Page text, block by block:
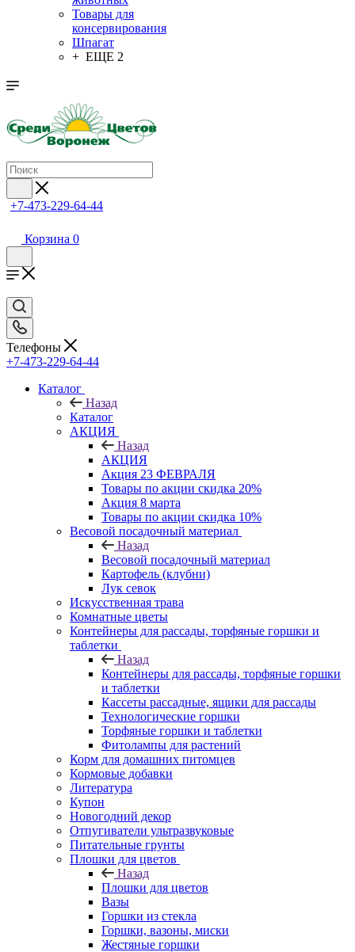
Товары для
консервирования
Шпагат
+ ЕЩЕ 2
+7-473-229-64-44
Корзина 0
Телефоны
+7-473-229-64-44
Каталог
Назад
Каталог
АКЦИЯ
Назад
АКЦИЯ
Акция 23 ФЕВРАЛЯ
Товары по акции скидка 20%
Акция 8 марта
Товары по акции скидка 10%
Весовой посадочный материал
Назад
Весовой посадочный материал
Картофель (клубни)
Лук севок
Искусственная трава
Комнатные цветы
Контейнеры для рассады, торфяные горшки и
таблетки
Назад
Контейнеры для рассады, торфяные горшки
и таблетки
Кассеты рассадные, ящики для рассады
Технологические горшки
Торфяные горшки и таблетки
Фитолампы для растений
Корм для домашних питомцев
Кормовые добавки
Литература
Купон
Новогодний декор
Отпугиватели ультразвуковые
Питательные грунты
Плошки для цветов
Назад
Плошки для цветов
Вазы
Горшки из стекла
Горшки, вазоны, миски
Жестяные горшки